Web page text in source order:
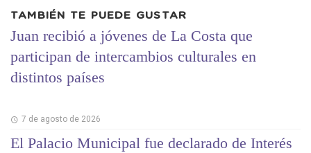
TAMBIÉN TE PUEDE GUSTAR
Juan recibió a jóvenes de La Costa que
participan de intercambios culturales en
distintos países
7 de agosto de 2026
El Palacio Municipal fue declarado de Interés